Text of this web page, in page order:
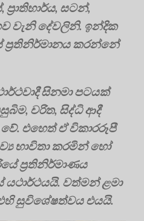
සටන්,
වැනි දේවලිනි. ඉන්දික
ප්‍රතිනිර්මානය කරන්නේ
සිනමා පටයක්
චරිත, සිද්ධි ආදී
එහෙත් ඒ විකාරරූපී
භාවිතා කරමින් හෝ
ප්‍රතිනිර්මාණය
වත්මන් ළමා
සුවිශේෂත්වය එයයි.